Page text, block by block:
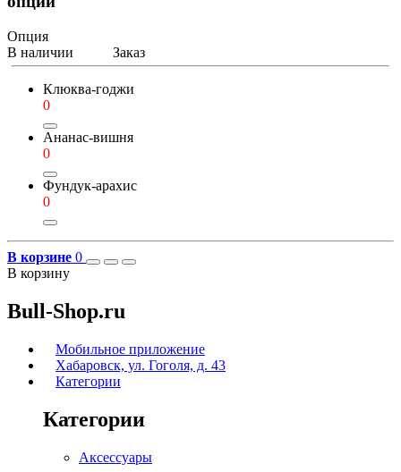
Опция
В наличии
Заказ
Клюква-годжи
0
Ананас-вишня
0
Фундук-арахис
0
В корзине 0
В корзину
Bull-Shop.ru
Мобильное приложение
Хабаровск, ул. Гоголя, д. 43
Категории
Категории
Аксессуары